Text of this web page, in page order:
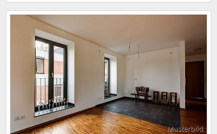
Musterbild